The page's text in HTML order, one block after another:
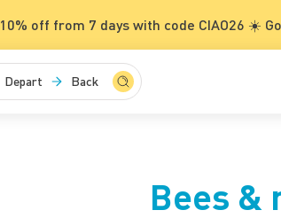
10% off from 7 days with code CIAO26 ☀️
Depart Back
Bees &